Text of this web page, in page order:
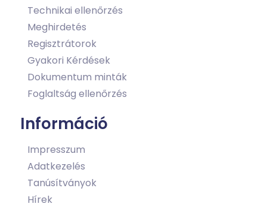
Technikai ellenőrzés
Meghirdetés
Regisztrátorok
Gyakori Kérdések
Dokumentum minták
Foglaltság ellenőrzés
Információ
Impresszum
Adatkezelés
Tanúsítványok
Hírek